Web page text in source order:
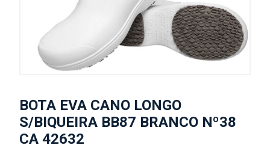
BOTA EVA CANO LONGO
S/BIQUEIRA BB87 BRANCO Nº38
CA 42632